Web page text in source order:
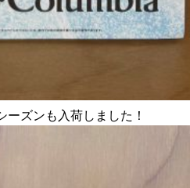
ズンも入荷しました！